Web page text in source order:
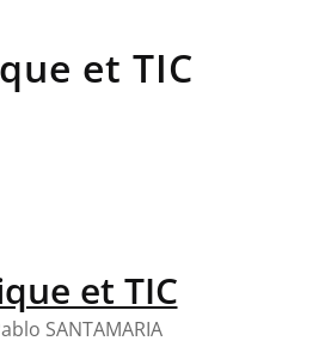
et TIC
SANTAMARIA